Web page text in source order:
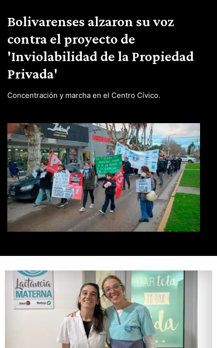
Bolivarenses alzaron su voz
contra el proyecto de
'Inviolabilidad de la Propiedad
Privada'
Concentración y marcha en el Centro Cívico.